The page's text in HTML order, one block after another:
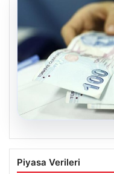
Nisan 2026
Başladı: Bakan
Piyasa Verileri